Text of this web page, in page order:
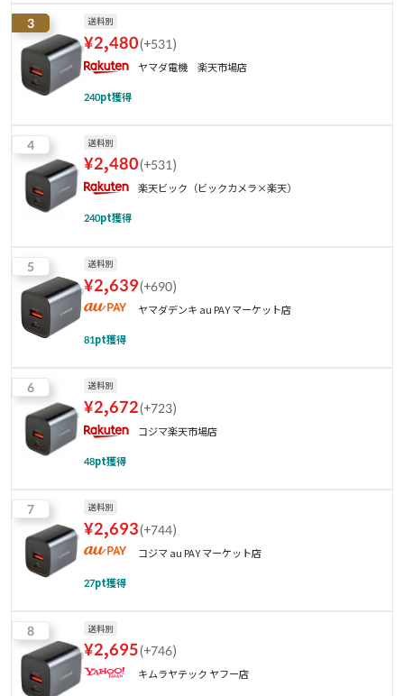
3 送料別
¥2,480(+531)
ヤマダ電機 楽天市場店
240pt獲得
4 送料別
¥2,480(+531)
楽天ビック（ビックカメラ×楽天）
240pt獲得
5 送料別
¥2,639(+690)
ヤマダデンキ au PAY マーケット店
81pt獲得
6 送料別
¥2,672(+723)
コジマ楽天市場店
48pt獲得
7 送料別
¥2,693(+744)
コジマ au PAY マーケット店
27pt獲得
8 送料別
¥2,695(+746)
キムラヤテック ヤフー店